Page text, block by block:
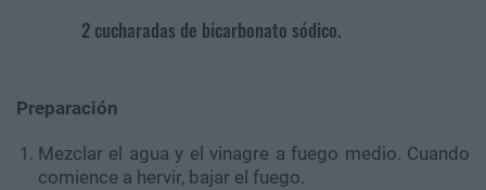
2 cucharadas de bicarbonato sódico.
Preparación
Mezclar el agua y el vinagre a fuego medio. Cuando
comience a hervir, bajar el fuego.